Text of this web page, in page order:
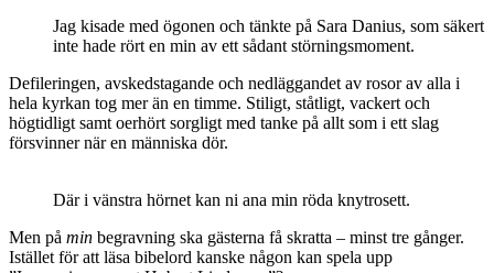
Jag kisade med ögonen och tänkte på Sara Danius, som säkert
inte hade rört en min av ett sådant störningsmoment.
Defileringen, avskedstagande och nedläggandet av rosor av alla i
hela kyrkan tog mer än en timme. Stiligt, ståtligt, vackert och
högtidligt samt oerhört sorgligt med tanke på allt som i ett slag
försvinner när en människa dör.
Där i vänstra hörnet kan ni ana min röda knytrosett.
Men på min begravning ska gästerna få skratta – minst tre gånger.
Istället för att läsa bibelord kanske någon kan spela upp